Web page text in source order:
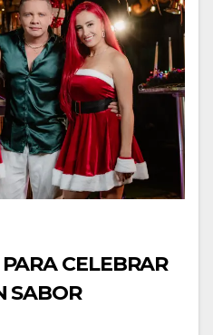
CELEBRAR
SABOR